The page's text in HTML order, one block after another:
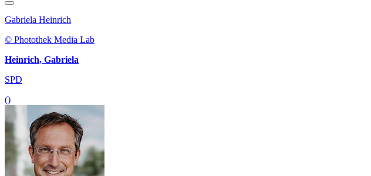
Gabriela Heinrich
© Photothek Media Lab
Heinrich, Gabriela
SPD
()